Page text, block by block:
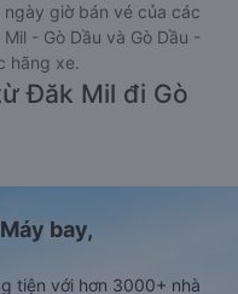
giờ bán vé của các
- Gò Dầu và Gò Dầu -
hãng xe.
Đăk Mil đi Gò
bay,
tiện với hơn 3000+ nhà